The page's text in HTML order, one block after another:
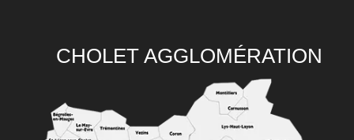
CHOLET AGGLOMÉRATION